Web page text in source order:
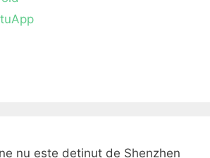
nu este deținut de Shenzhen